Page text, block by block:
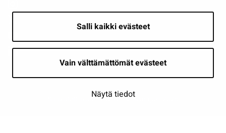
Salli kaikki evästeet
Vain välttämättömät evästeet
Näytä tiedot
Saavutettavuusseloste | © Seinäjoki 2026